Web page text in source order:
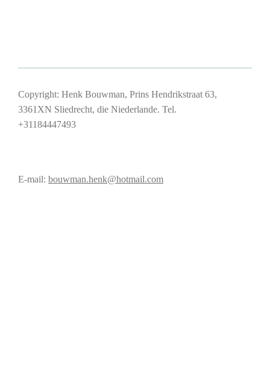
Copyright: Henk Bouwman, Prins Hendrikstraat 63,
3361XN Sliedrecht, die Niederlande. Tel.
+31184447493
E-mail: bouwman.henk@hotmail.com